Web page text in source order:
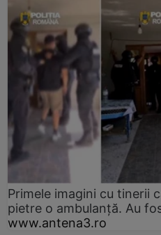
Primele imagini cu tinerii
pietre o ambulanță. Au
www.antena3.ro